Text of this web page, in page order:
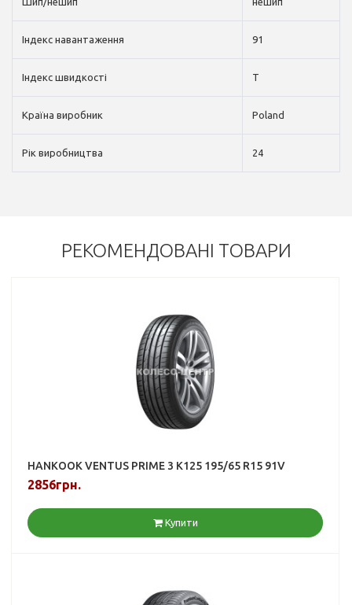
Індекс навантаження 91
Індекс швидкості T
Країна виробник Poland
Рік виробництва 24
РЕКОМЕНДОВАНІ ТОВАРИ
HANKOOK VENTUS PRIME 3 K125 195/65 R15 91V
2856грн.
Купити